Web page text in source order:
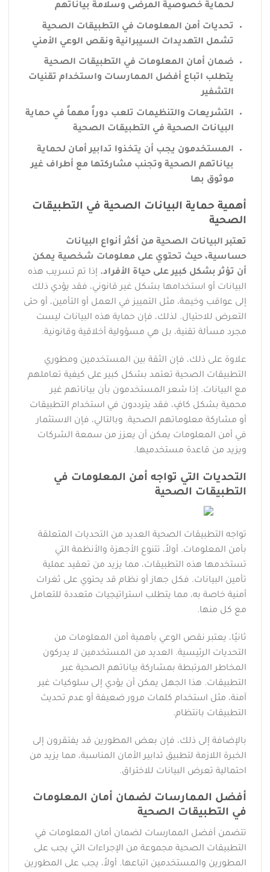
لحماية خصوصية المرضى وسلامة بياناتهم
تحديات أمن المعلومات في التطبيقات الصحية
تشمل التهديدات السيبرانية ونقص الوعي الأمني
ضمان أمان المعلومات في التطبيقات الصحية
يتطلب اتباع أفضل الممارسات واستخدام تقنيات
التشفير
التشريعات والتنظيمات تلعب دوراً مهماً في حماية
البيانات الصحية في التطبيقات الصحية
المستخدمون يجب أن يتخذوا تدابير أمان لحماية
بياناتهم الصحية وتجنب مشاركتها مع أطراف غير
موثوق بها
أهمية حماية البيانات الصحية في التطبيقات
الصحية
تعتبر البيانات الصحية من أكثر أنواع البيانات
حساسية، حيث تحتوي على معلومات شخصية يمكن
أن تؤثر بشكل كبير على حياة الأفراد. إذا تم تسريب هذه
البيانات أو استخدامها بشكل غير قانوني، فقد يؤدي ذلك
إلى عواقب وخيمة، مثل التمييز في العمل أو التأمين، أو حتى
التعرض للاحتيال. لذلك، فإن حماية هذه البيانات ليست
مجرد مسألة تقنية، بل هي مسؤولية أخلاقية وقانونية.
علاوة على ذلك، فإن الثقة بين المستخدمين ومطوري
التطبيقات الصحية تعتمد بشكل كبير على كيفية تعاملهم
مع البيانات. إذا شعر المستخدمون بأن بياناتهم غير
محمية بشكل كافٍ، فقد يترددون في استخدام التطبيقات
أو مشاركة معلوماتهم الصحية. وبالتالي، فإن الاستثمار
في أمن المعلومات يمكن أن يعزز من سمعة الشركات
ويزيد من قاعدة مستخدميها.
التحديات التي تواجه أمن المعلومات في
التطبيقات الصحية
تواجه التطبيقات الصحية العديد من التحديات المتعلقة
بأمن المعلومات. أولاً، تتنوع الأجهزة والأنظمة التي
تستخدمها هذه التطبيقات، مما يزيد من تعقيد عملية
تأمين البيانات. فكل جهاز أو نظام قد يحتوي على ثغرات
أمنية خاصة به، مما يتطلب استراتيجيات متعددة للتعامل
مع كل منها.
ثانيًا، يعتبر نقص الوعي بأهمية أمن المعلومات من
التحديات الرئيسية. العديد من المستخدمين لا يدركون
المخاطر المرتبطة بمشاركة بياناتهم الصحية عبر
التطبيقات. هذا الجهل يمكن أن يؤدي إلى سلوكيات غير
آمنة، مثل استخدام كلمات مرور ضعيفة أو عدم تحديث
التطبيقات بانتظام.
بالإضافة إلى ذلك، فإن بعض المطورين قد يفتقرون إلى
الخبرة اللازمة لتطبيق تدابير الأمان المناسبة، مما يزيد من
احتمالية تعرض البيانات للاختراق.
أفضل الممارسات لضمان أمان المعلومات
في التطبيقات الصحية
تتضمن أفضل الممارسات لضمان أمان المعلومات في
التطبيقات الصحية مجموعة من الإجراءات التي يجب على
المطورين والمستخدمين اتباعها. أولاً، يجب على المطورين